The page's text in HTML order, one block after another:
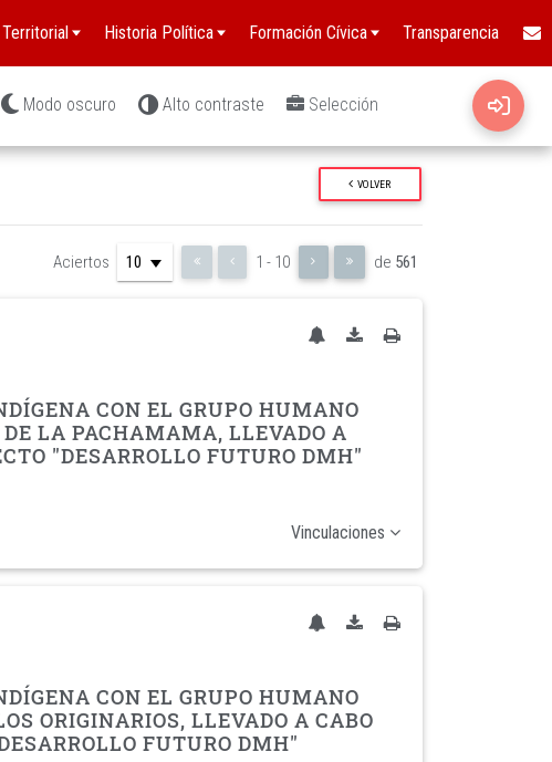
Historia Política Formación Cívica Transparencia
Modo oscuro Alto contraste Selección
VOLVER
Aciertos 1 - 10 de 561
CON EL GRUPO HUMANO
LA PACHAMAMA, LLEVADO A
"DESARROLLO FUTURO DMH"
Vinculaciones
CON EL GRUPO HUMANO
ORIGINARIOS, LLEVADO A CABO
FUTURO DMH"